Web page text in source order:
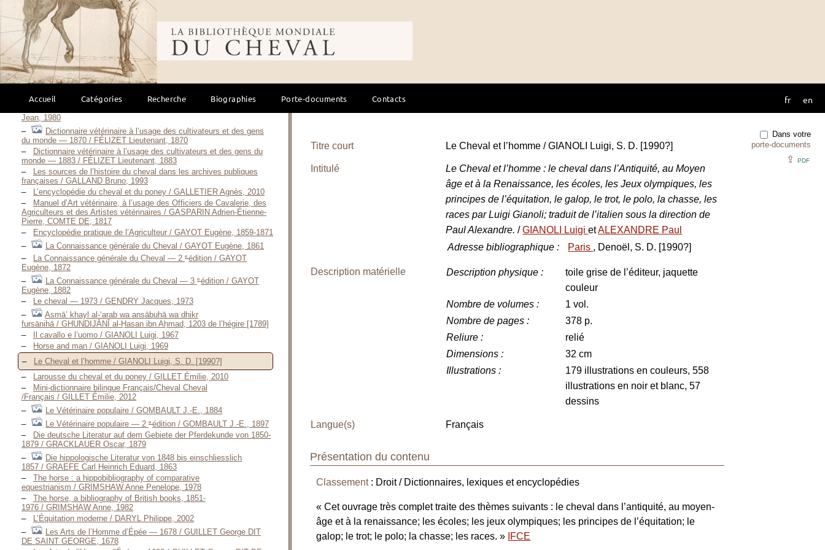
Bibliothèque mondiale du cheval
Accueil Catégories Recherche Biographies Porte-documents Contacts fr en
equitation / FOX Claire Gilbride, 1975
Thésaurus équitation / FRANCHET D’ESPEREY Patrice École
nationale d’équitation, 1990
Glossaire D.N.S.E. / FRANCHET D’ESPEREY Patrice, 1995
L’ABCdaire du Cheval / FRANCHET D’ESPEREY Patrice, 1999
Glossaire à l’usage des écuyers et des stagiaires de l’École
nationale d’équitation / FRANCHET D’ESPEREY Patrice, 2008
Lexique de l’équitation : français-anglais / Lexicon of riding :
English-French / FRANCO Carole, Avril 1999
Etymologisches Wörterbuch der Veterinär-Medicin / FREY J., 1852
Jean, 1980
Dictionnaire vétérinaire à l’usage des cultivateurs et des gens
du monde — 1870 / FÉLIZET Lieutenant, 1870
Dictionnaire vétérinaire à l’usage des cultivateurs et des gens du
monde — 1883 / FÉLIZET Lieutenant, 1883
Les sources de l’histoire du cheval dans les archives publiques
françaises / GALLAND Bruno, 1993
L’encyclopédie du cheval et du poney / GALLETIER Agnès, 2010
Manuel d’Art vétérinaire, à l’usage des Officiers de Cavalerie, des
Agriculteurs et des Artistes vétérinaires / GASPARIN Adrien-Étienne-
Pierre, COMTE DE, 1817
Encyclopédie pratique de l’Agriculteur / GAYOT Eugène, 1859-1871
La Connaissance générale du Cheval / GAYOT Eugène, 1861
La Connaissance générale du Cheval — 2 e édition / GAYOT
Eugène, 1872
La Connaissance générale du Cheval — 3 e édition / GAYOT
Eugène, 1882
Le cheval — 1973 / GENDRY Jacques, 1973
Asmāʼ khayl al-ʻarab wa ansābuhā wa dhikr
fursānihā / GHUNDIJĀNĪ al-Ḥasan ibn Aḥmad, 1203 de l’hégire [1789]
Il cavallo e l’uomo / GIANOLI Luigi, 1967
Horse and man / GIANOLI Luigi, 1969
Le Cheval et l’homme / GIANOLI Luigi, S. D. [1990?]
Larousse du cheval et du poney / GILLET Émilie, 2010
Mini-dictionnaire bilingue Français/Cheval Cheval
/Français / GILLET Émilie, 2012
Le Vétérinaire populaire / GOMBAULT J.-E., 1884
Le Vétérinaire populaire — 2 e édition / GOMBAULT J.-E., 1897
Die deutsche Literatur auf dem Gebiete der Pferdekunde von 1850-
1879 / GRACKLAUER Oscar, 1879
Die hippologische Literatur von 1848 bis einschliesslich
1857 / GRAEFE Carl Heinrich Eduard, 1863
The horse : a hippobibliography of comparative
equestrianism / GRIMSHAW Anne Penelope, 1978
The horse, a bibliography of British books, 1851-
1976 / GRIMSHAW Anne, 1982
L’Équitation moderne / DARYL Philippe, 2002
Les Arts de l’Homme d’Épée — 1678 / GUILLET George DIT
DE SAINT GEORGE, 1678
Dans votre
porte-documents
⇪ PDF
Titre court Le Cheval et l’homme / GIANOLI Luigi, S. D. [1990?]
Intitulé
Le Cheval et l’homme : le cheval dans l’Antiquité, au Moyen
âge et à la Renaissance, les écoles, les Jeux olympiques, les
principes de l’équitation, le galop, le trot, le polo, la chasse, les
races par Luigi Gianoli; traduit de l’italien sous la direction de
Paul Alexandre./GIANOLI LuigietALEXANDRE Paul
Adresse bibliographique : Paris , Denoël, S. D. [1990?]
Description matérielle Description physique :
toile grise de l’éditeur, jaquette
couleur
Nombre de volumes :
1 vol.
Nombre de pages :
378 p.
Reliure :
relié
Dimensions :
32 cm
Illustrations :
179 illustrations en couleurs, 558
illustrations en noir et blanc, 57
dessins
Langue(s) Français
Présentation du contenu
Classement: Droit / Dictionnaires, lexiques et encyclopédies
« Cet ouvrage très complet traite des thèmes suivants : le cheval dans l’antiquité, au moyen-
âge et à la renaissance; les écoles; les jeux olympiques; les principes de l’équitation; le
galop; le trot; le polo; la chasse; les races. » IFCE